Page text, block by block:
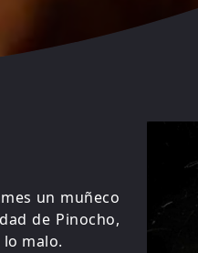
un muñeco
de Pinocho,
malo.